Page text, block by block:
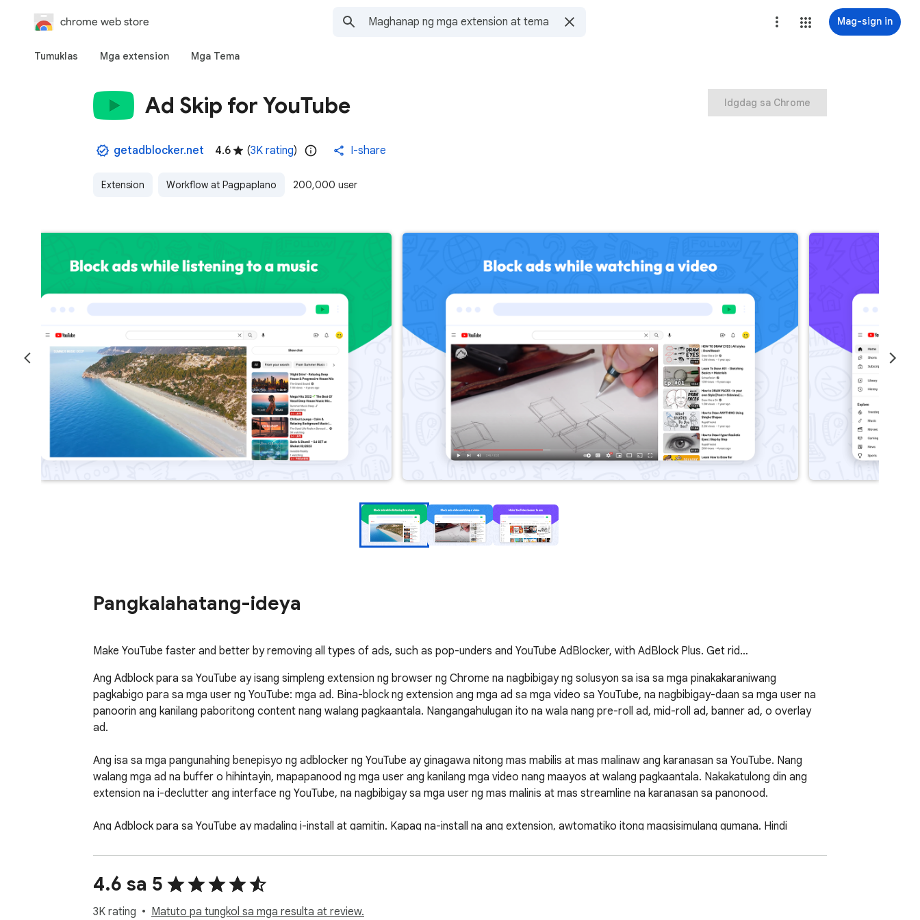
chrome web store Mag-sign in
Tumuklas Mga extension Mga Tema
Ad Skip for YouTube
getadblocker.net 4.6 (3K rating) I-share
Extension Workflow at Pagpaplano 200,000 user
Idgdag sa Chrome
Pangkalahatang-ideya
Make YouTube faster and better by removing all types of ads, such as pop-unders and YouTube AdBlocker, with AdBlock Plus. Get rid…
Ang Adblock para sa YouTube ay isang simpleng extension ng browser ng Chrome na nagbibigay ng solusyon sa isa sa mga pinakakaraniwang
pagkabigo para sa mga user ng YouTube: mga ad. Bina-block ng extension ang mga ad sa mga video sa YouTube, na nagbibigay-daan sa mga user na
panoorin ang kanilang paboritong content nang walang pagkaantala. Nangangahulugan ito na wala nang pre-roll ad, mid-roll ad, banner ad, o overlay
ad.
Ang isa sa mga pangunahing benepisyo ng adblocker ng YouTube ay ginagawa nitong mas mabilis at mas malinaw ang karanasan sa YouTube. Nang
walang mga ad na buffer o hihintayin, mapapanood ng mga user ang kanilang mga video nang maayos at walang pagkaantala. Nakakatulong din ang
extension na i-declutter ang interface ng YouTube, na nagbibigay sa mga user ng mas malinis at mas streamline na karanasan sa panonood.
Ang Adblock para sa YouTube ay madaling i-install at gamitin. Kapag na-install na ang extension, awtomatiko itong magsisimulang gumana. Hindi
Ang isa pang makabuluhang bentahe ng adblocker ng YouTube ay maaari itong mapabuti ang online na seguridad. Ang mga ad ay maaaring maging
vector para sa malware at iba pang mga uri ng online na banta. Sa pamamagitan ng pagharang sa mga ad, nakakatulong ang Adblock para sa YouTube
na panatilihing ligtas ang mga user mula sa mga potensyal na panganib na ito.
4.6 sa 5
3K rating Matuto pa tungkol sa mga resulta at review.